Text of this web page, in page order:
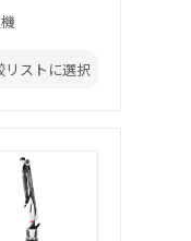
リストに選択